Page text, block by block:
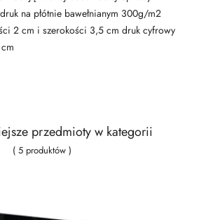
na płótnie bawełnianym 300g/m2
2 cm i szerokości 3,5 cm druk cyfrowy
przedmioty w kategorii
( 5 produktów )